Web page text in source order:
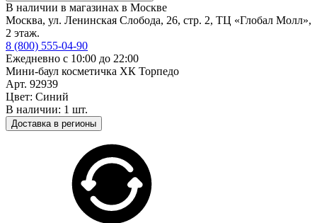
В наличии в магазинах в Москве
Москва, ул. Ленинская Слобода, 26, стр. 2, ТЦ «Глобал Молл»,
2 этаж.
8 (800) 555-04-90
Ежедневно с 10:00 до 22:00
Мини-баул косметичка ХК Торпедо
Арт. 92939
Цвет: Синий
В наличии: 1 шт.
Доставка в регионы